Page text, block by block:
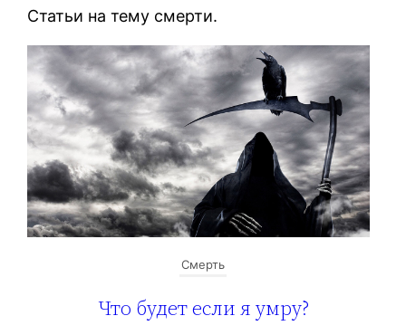
Статьи на тему смерти.
Смерть
Что будет если я умру?